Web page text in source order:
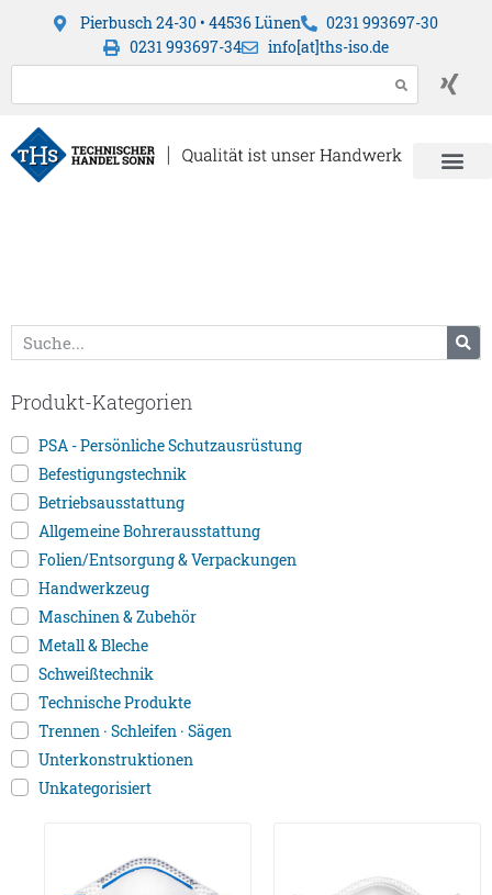
Pierbusch 24-30 • 44536 Lünen
0231 993697-30
0231 993697-34
info[at]ths-iso.de
Produkt-Kategorien
PSA - Persönliche Schutzausrüstung
Befestigungstechnik
Betriebsausstattung
Allgemeine Bohrerausstattung
Folien/Entsorgung & Verpackungen
Handwerkzeug
Maschinen & Zubehör
Metall & Bleche
Schweißtechnik
Technische Produkte
Trennen · Schleifen · Sägen
Unterkonstruktionen
Unkategorisiert